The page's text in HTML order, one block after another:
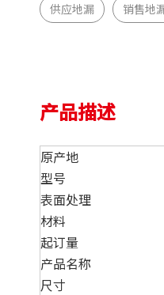
供应地漏 销售地
产品描述
原产地
型号
表面处理
材料
起订量
产品名称
尺寸